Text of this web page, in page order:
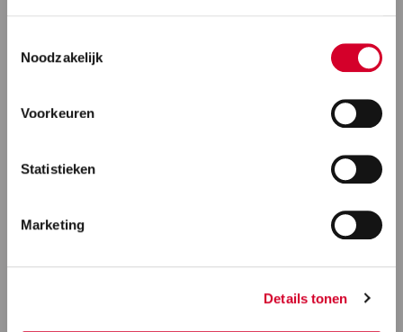
Noodzakelijk
Voorkeuren
Statistieken
Marketing
Details tonen